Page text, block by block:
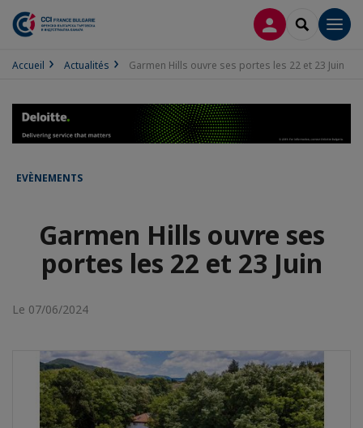
CONNEXION
Accueil Actualités Garmen Hills ouvre ses portes les 22 et 23 Juin
EVÈNEMENTS
Garmen Hills ouvre ses
portes les 22 et 23 Juin
Le 07/06/2024